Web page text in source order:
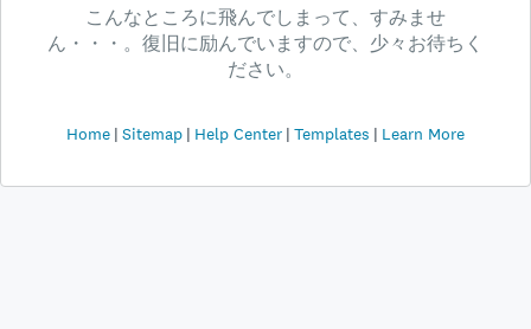
こんなところに飛んでしまって、すみませ
ん・・・。復旧に励んでいますので、少々お待ちく
ださい。
Home Sitemap Help Center Templates Learn More